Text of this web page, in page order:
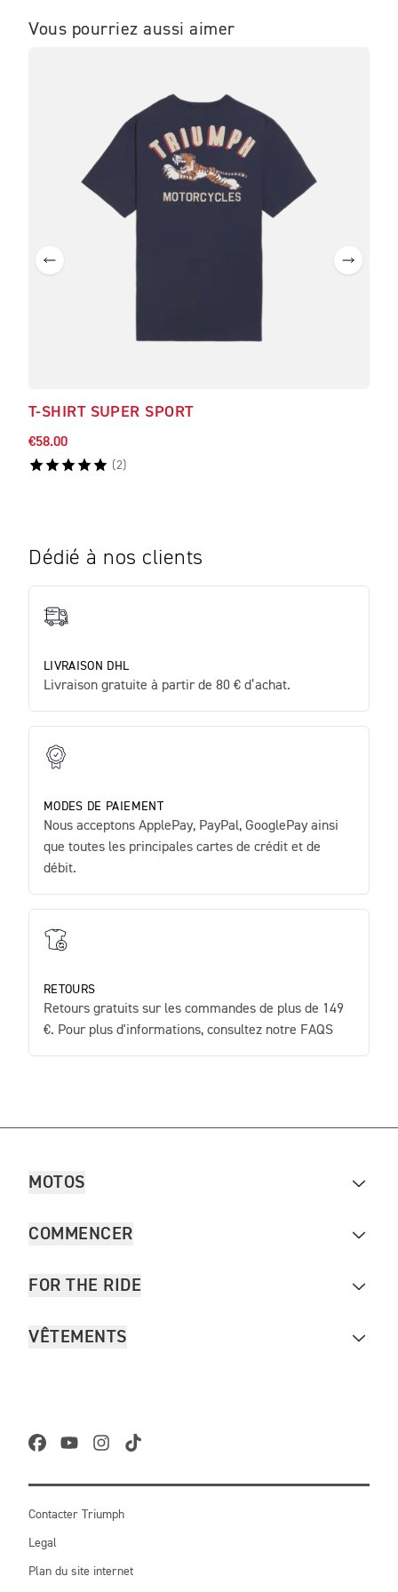
Vous pourriez aussi aimer
T-SHIRT SUPER SPORT
€58.00
( 2)
Dédié à nos clients
LIVRAISON DHL
Livraison gratuite à partir de 80 € d’achat.
MODES DE PAIEMENT
Nous acceptons ApplePay, PayPal, GooglePay ainsi
que toutes les principales cartes de crédit et de
débit.
RETOURS
Retours gratuits sur les commandes de plus de 149
€. Pour plus d'informations, consultez notre FAQS
MOTOS
COMMENCER
FOR THE RIDE
VÊTEMENTS
Contacter Triumph
Legal
Plan du site internet